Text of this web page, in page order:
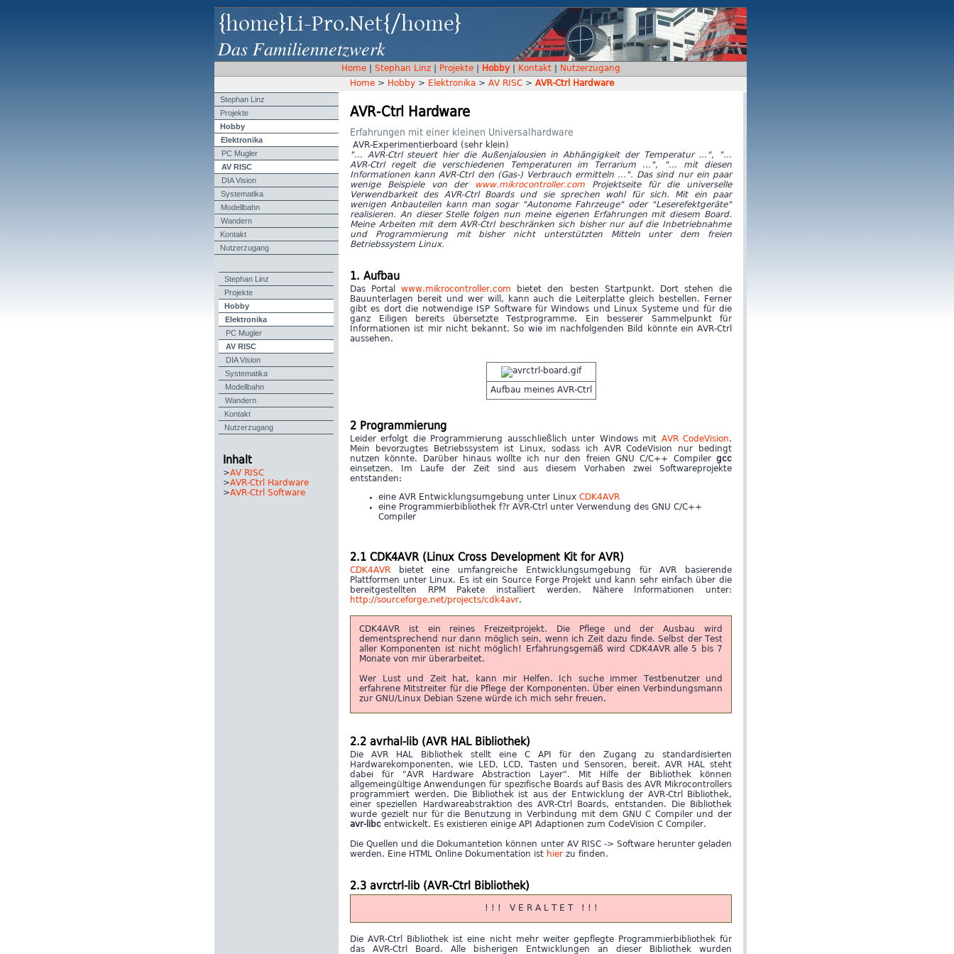
{home}Li-Pro.Net{/home}
Das Familiennetzwerk
Home| Stephan Linz| Projekte| Hobby| Kontakt| Nutzerzugang
Home > Hobby > Elektronika > AV RISC > AVR-Ctrl Hardware
Stephan Linz
Projekte
Hobby
Elektronika
PC Mugler
AV RISC
DIA Vision
Systematika
Modellbahn
Wandern
Kontakt
Nutzerzugang
Stephan Linz
Projekte
Hobby
Elektronika
PC Mugler
AV RISC
DIA Vision
Systematika
Modellbahn
Wandern
Kontakt
Nutzerzugang
Inhalt
>AV RISC
>AVR-Ctrl Hardware
>AVR-Ctrl Software
AVR-Ctrl Hardware
Erfahrungen mit einer kleinen Universalhardware
AVR-Experimentierboard (sehr klein)
"... AVR-Ctrl steuert hier die Außenjalousien in Abhängigkeit der Temperatur ...", "...
AVR-Ctrl regelt die verschiedenen Temperaturen im Terrarium ...", "... mit diesen
Informationen kann AVR-Ctrl den (Gas-) Verbrauch ermitteln ...". Das sind nur ein paar
wenige Beispiele von der
www.mikrocontroller.com Projektseite für die universelle
Verwendbarkeit des AVR-Ctrl Boards und sie sprechen wohl für sich. Mit ein paar
wenigen Anbauteilen kann man sogar "Autonome Fahrzeuge" oder "Leserefektgeräte"
realisieren.
An dieser Stelle folgen nun meine eigenen Erfahrungen mit diesem Board.
Meine Arbeiten mit dem AVR-Ctrl beschränken sich bisher nur auf die Inbetriebnahme
und Programmierung mit bisher nicht unterstützten Mitteln unter dem freien
Betriebssystem Linux.
1. Aufbau
Das Portalwww.mikrocontroller.com
bietet den besten Startpunkt. Dort stehen die
Bauunterlagen bereit und wer will, kann auch die Leiterplatte gleich bestellen. Ferner
gibt es dort die notwendige ISP Software für Windows und Linux Systeme und für die
ganz Eiligen bereits übersetzte Testprogramme. Ein besserer Sammelpunkt für
Informationen ist mir nicht bekannt. So wie im nachfolgenden Bild könnte ein AVR-Ctrl
aussehen.
Aufbau meines AVR-Ctrl
2 Programmierung
Leider erfolgt die Programmierung ausschließlich unter Windows mit AVR CodeVision .
Mein bevorzugtes Betriebssystem ist Linux, sodass ich AVR CodeVision nur bedingt
nutzen könnte. Darüber hinaus wollte ich nur den freien GNU C/C++ Compiler gcc
einsetzen. Im Laufe der Zeit sind aus diesem Vorhaben zwei Softwareprojekte
entstanden:
eine AVR Entwicklungsumgebung unter Linux CDK4AVR
eine Programmierbibliothek f?r AVR-Ctrl unter Verwendung des GNU C/C++
Compiler
2.1 CDK4AVR (Linux Cross Development Kit for AVR)
CDK4AVR bietet eine umfangreiche Entwicklungsumgebung für AVR basierende
Plattformen unter Linux. Es ist ein Source Forge Projekt und kann sehr einfach über die
bereitgestellten RPM Pakete installiert werden. Nähere Informationen unter:
http://sourceforge.net/projects/cdk4avr.
CDK4AVR ist ein reines Freizeitprojekt. Die Pflege und der Ausbau wird
dementsprechend nur dann möglich sein, wenn ich Zeit dazu finde. Selbst der Test
aller Komponenten ist nicht möglich! Erfahrungsgemäß wird CDK4AVR alle 5 bis 7
Monate von mir überarbeitet.
Wer Lust und Zeit hat, kann mir Helfen. Ich suche immer Testbenutzer und
erfahrene Mitstreiter für die Pflege der Komponenten. Über einen Verbindungsmann
zur GNU/Linux Debian Szene würde ich mich sehr freuen.
2.2 avrhal-lib (AVR HAL Bibliothek)
Die AVR HAL Bibliothek stellt eine C API für den Zugang zu standardisierten
Hardwarekomponenten, wie LED, LCD, Tasten und Sensoren, bereit. AVR HAL steht
dabei für "AVR Hardware Abstraction Layer". Mit Hilfe der Bibliothek können
allgemeingültige Anwendungen für spezifische Boards auf Basis des AVR Mikrocontrollers
programmiert werden. Die Bibliothek ist aus der Entwicklung der AVR-Ctrl Bibliothek,
einer speziellen Hardwareabstraktion des AVR-Ctrl Boards, entstanden. Die Bibliothek
wurde gezielt nur für die Benutzung in Verbindung mit dem GNU C Compiler und der
avr-libc entwickelt. Es existieren einige API Adaptionen zum CodeVision C Compiler.
Die Quellen und die Dokumantetion können unter AV RISC -> Software herunter geladen
werden. Eine HTML Online Dokumentation ist
hier zu finden.
2.3 avrctrl-lib (AVR-Ctrl Bibliothek)
! ! ! V E R A L T E T ! ! !
Die AVR-Ctrl Bibliothek ist eine nicht mehr weiter gepflegte Programmierbibliothek für
das AVR-Ctrl Board. Alle bisherigen Entwicklungen an dieser Bibliothek wurden